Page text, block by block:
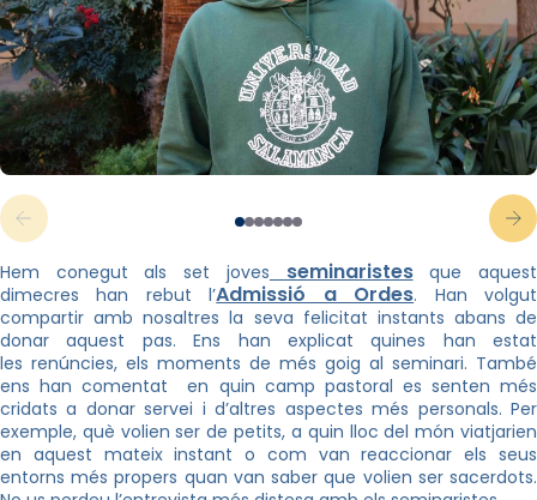
Hem conegut als set joves seminaristesque aquest
dimecres han rebut l’Admissió a Ordes. Han volgut
compartir amb nosaltres la seva felicitat instants abans de
donar aquest pas. Ens han explicat quines han estat
les renúncies, els moments de més goig al seminari. També
ens han comentat en quin camp pastoral es senten més
cridats a donar servei i d’altres aspectes més personals. Per
exemple, què volien ser de petits, a quin lloc del món viatjarien
en aquest mateix instant o com van reaccionar els seus
entorns més propers quan van saber que volien ser sacerdots.